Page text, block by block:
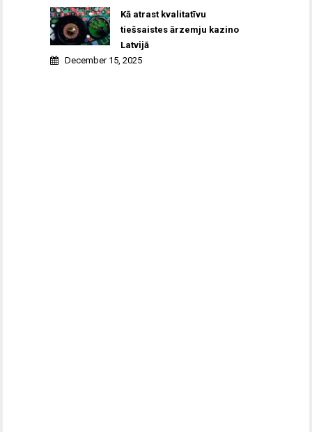
Kā atrast kvalitatīvu
tiešsaistes ārzemju kazino
Latvijā
December 15, 2025